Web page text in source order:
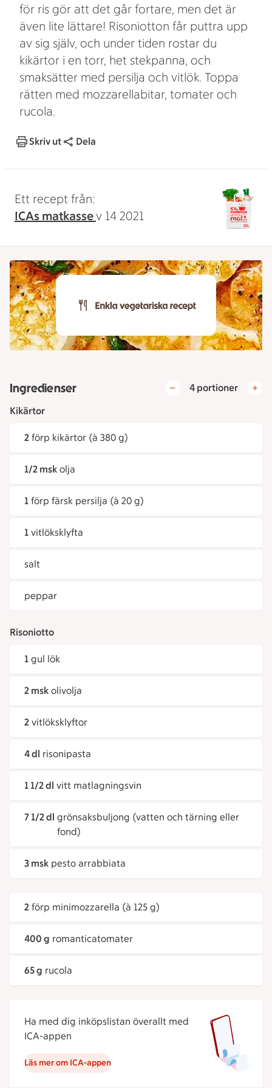
för ris gör att det går fortare, men det är
även lite lättare! Risoniotton får puttra upp
av sig själv, och under tiden rostar du
kikärtor i en torr, het stekpanna, och
smaksätter med persilja och vitlök. Toppa
rätten med mozzarellabitar, tomater och
rucola.
Skriv ut Dela
Ett recept från:
ICAs matkassev 14 2021
Ingredienser
4 portioner
Kikärtor
2 förp kikärtor (à 380 g)
1/2 msk olja
1 förp färsk persilja (à 20 g)
1 vitlöksklyfta
salt
peppar
Risoniotto
1 gul lök
2 msk olivolja
2 vitlöksklyftor
4 dl risonipasta
1 1/2 dl vitt matlagningsvin
7 1/2 dl grönsaksbuljong (vatten och tärning eller
fond)
3 msk pesto arrabbiata
2 förp minimozzarella (à 125 g)
400 g romanticatomater
65 g rucola
Ha med dig inköpslistan överallt med
ICA-appen
Läs mer om ICA-appen